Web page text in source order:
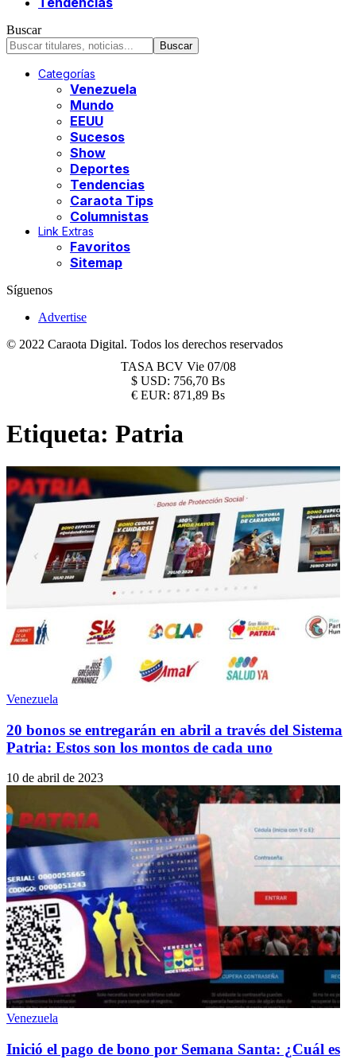
Buscar
Categorías
Venezuela
Mundo
EEUU
Sucesos
Show
Deportes
Tendencias
Caraota Tips
Columnistas
Link Extras
Favoritos
Sitemap
Síguenos
Advertise
© 2022 Caraota Digital. Todos los derechos reservados
TASA BCV Vie 07/08
$ USD: 756,70 Bs
€ EUR: 871,89 Bs
Etiqueta: Patria
Venezuela
20 bonos se entregarán en abril a través del Sistema
Patria: Estos son los montos de cada uno
10 de abril de 2023
Venezuela
Inició el pago de bono por Semana Santa: ¿Cuál es